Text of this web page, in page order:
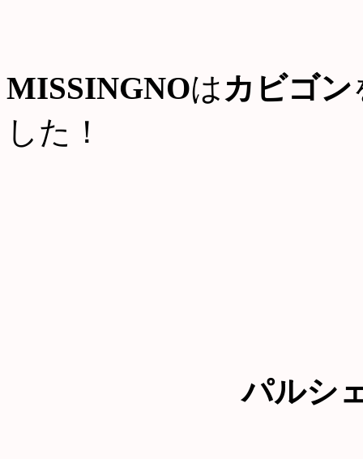
MISSINGNOは カビゴン
した！
パルシ